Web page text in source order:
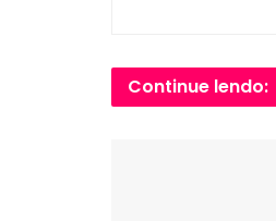
Continue lendo: